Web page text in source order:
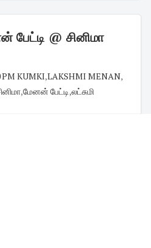
பேட்டி @ சினிமா
PM KUMKI,LAKSHMI MENAN,
,மேனன் பேட்டி,லட்சுமி